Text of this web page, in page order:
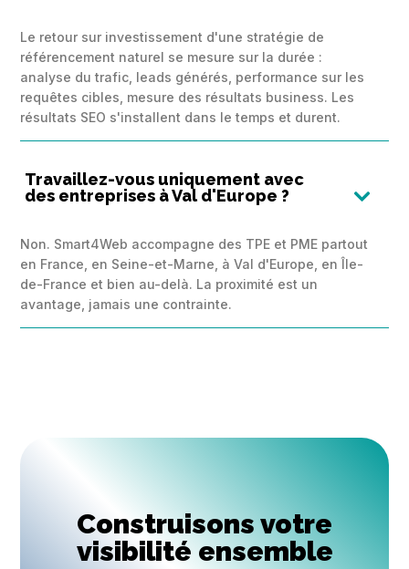
Le retour sur investissement d'une stratégie de
référencement naturel se mesure sur la durée :
analyse du trafic, leads générés, performance sur les
requêtes cibles, mesure des résultats business. Les
résultats SEO s'installent dans le temps et durent.
Travaillez-vous uniquement avec
des entreprises à Val d'Europe ?

Non. Smart4Web accompagne des TPE et PME partout
en France, en Seine-et-Marne, à Val d'Europe, en Île-
de-France et bien au-delà. La proximité est un
avantage, jamais une contrainte.
Construisons votre
visibilité ensemble